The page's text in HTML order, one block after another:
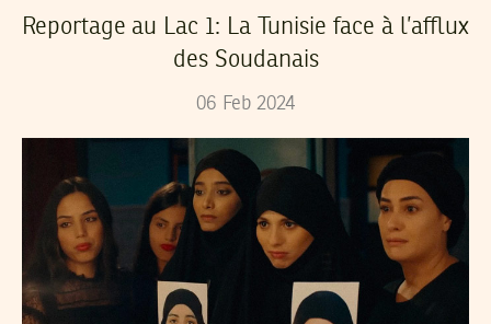
Reportage au Lac 1: La Tunisie face à l’afflux
des Soudanais
06 Feb 2024